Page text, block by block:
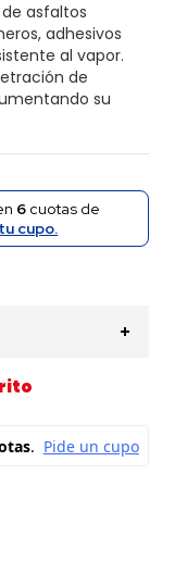
de asfaltos
adhesivos
al vapor.
de
su
6 cuotas de
cupo.